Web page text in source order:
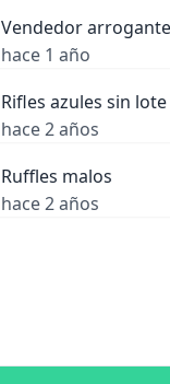
Vendedor
hace 1 año
Rifles azules sin
hace 2 años
Ruffles malos
hace 2 años